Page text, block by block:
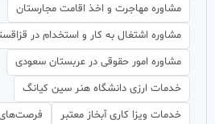
مشاوره مهاجرت و اخذ اقامت مجارستان
مشاوره اشتغال به کار و استخدام در
مشاوره امور حقوقی در عربستان سعودی
خدمات ارزی دانشگاه هنر سین کیانگ
خدمات ویزا کاری آبخاز معتبر